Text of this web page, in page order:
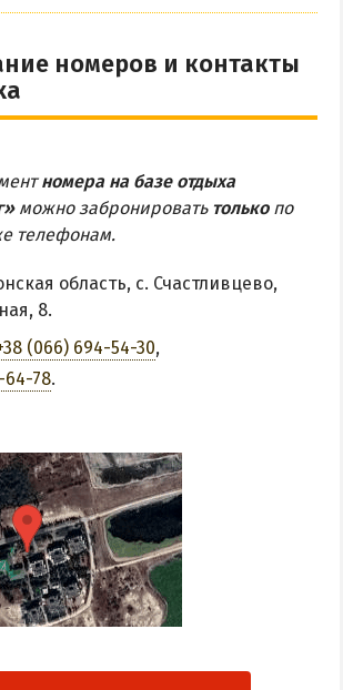
номеров и контакты
номера на базе отдыха
можно забронировать толькопо
телефонам.
область, с. Счастливцево,
8.
(066) 694-54-30,
64-78.